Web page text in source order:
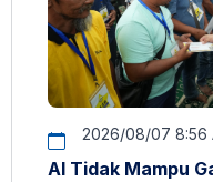
2026/08/07 8:56
AI Tidak Mampu